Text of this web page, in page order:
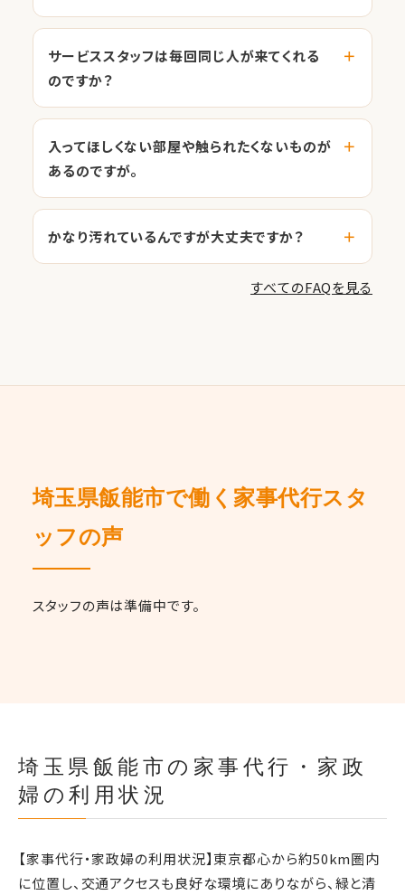
サービススタッフは毎回同じ人が来てくれる
のですか？
入ってほしくない部屋や触られたくないものが
あるのですが。
かなり汚れているんですが大丈夫ですか？
すべてのFAQを見る
埼玉県飯能市で働く家事代行スタ
ッフの声
スタッフの声は準備中です。
埼玉県飯能市の家事代行・家政
婦の利用状況
【家事代行・家政婦の利用状況】東京都心から約50km圏内
に位置し、交通アクセスも良好な環境にありながら、緑と清